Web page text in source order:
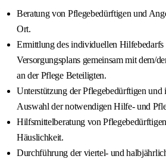
Beratung von Pflegebedürftigen und
Ort.
Ermittlung des individuellen Hilfebedarfs
Versorgungsplans gemeinsam mit dem/
an der Pflege Beteiligten.
Unterstützung der Pflegebedürftigen
Auswahl der notwendigen Hilfe- und
Hilfsmittelberatung von
Häuslichkeit.
Durchführung der viertel- und